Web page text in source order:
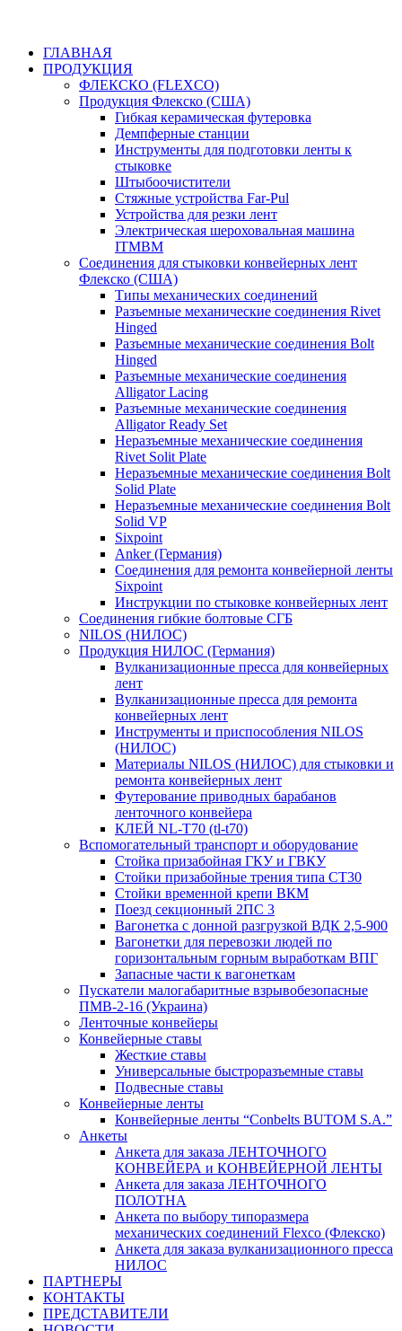
ГЛАВНАЯ
ПРОДУКЦИЯ
ФЛЕКСКО (FLEXCO)
Продукция Флекско (США)
Гибкая керамическая футеровка
Демпферные станции
Инструменты для подготовки ленты к
стыковке
Штыбоочистители
Стяжные устройства Far-Pul
Устройства для резки лент
Электрическая шероховальная машина
ITMBM
Соединения для стыковки конвейерных лент
Флекско (США)
Типы механических соединений
Разъемные механические соединения Rivet
Hinged
Разъемные механические соединения Bolt
Hinged
Разъемные механические соединения
Alligator Lacing
Разъемные механические соединения
Alligator Ready Set
Неразъемные механические соединения
Rivet Solit Plate
Неразъемные механические соединения Bolt
Solid Plate
Неразъемные механические соединения Bolt
Solid VP
Sixpoint
Anker (Германия)
Соединения для ремонта конвейерной ленты
Sixpoint
Инструкции по стыковке конвейерных лент
Соединения гибкие болтовые СГБ
NILOS (НИЛОС)
Продукция НИЛОС (Германия)
Вулканизационные пресса для конвейерных
лент
Вулканизационные пресса для ремонта
конвейерных лент
Инструменты и приспособления NILOS
(НИЛОС)
Материалы NILOS (НИЛОС) для стыковки и
ремонта конвейерных лент
Футерование приводных барабанов
ленточного конвейера
КЛЕЙ NL-T70 (tl-t70)
Вспомогательный транспорт и оборудование
Стойка призабойная ГКУ и ГВКУ
Стойки призабойные трения типа CT30
Стойки временной крепи ВКМ
Поезд секционный 2ПС 3
Вагонетка с донной разгрузкой ВДК 2,5-900
Вагонетки для перевозки людей по
горизонтальным горным выработкам ВПГ
Запасные части к вагонеткам
Пускатели малогабаритные взрывобезопасные
ПМВ-2-16 (Украина)
Ленточные конвейеры
Конвейерные ставы
Жесткие ставы
Универсальные быстроразъемные ставы
Подвесные ставы
Конвейерные ленты
Конвейерные ленты “Conbelts BUTOM S.A.”
Анкеты
Анкета для заказа ЛЕНТОЧНОГО
КОНВЕЙЕРА и КОНВЕЙЕРНОЙ ЛЕНТЫ
Анкета для заказа ЛЕНТОЧНОГО
ПОЛОТНА
Анкета по выбору типоразмера
механических соединений Flexco (Флекско)
Анкета для заказа вулканизационного пресса
НИЛОС
ПАРТНЕРЫ
КОНТАКТЫ
ПРЕДСТАВИТЕЛИ